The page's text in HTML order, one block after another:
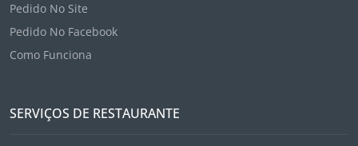
Pedido No Site
Pedido No Facebook
Como Funciona
SERVIÇOS DE RESTAURANTE